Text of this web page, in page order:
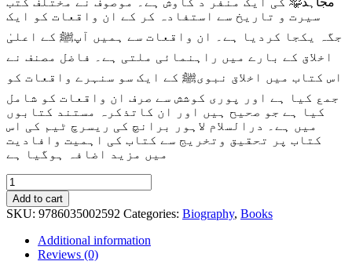
سیرت و تاریخ سے استفادہ کر کے ان واقعات کو ایک
جگہ یکجا کردیا ہے۔ ان واقعات سے ہمیں آپﷺ کے اعلیٰ
اخلاق کے بارے میں راہنمائی ملتی ہے۔ فاضل مصنف نے
اس کتاب میں اخلاق نبویﷺ کے ایک سو سنہرے واقعات کو
جمع کیا ہے اور پوری کوشش سے صرف ان واقعات کو شامل
کیا ہے جو صحیح ہیں اور ان کاتذکرہ مستند کتابوں
میں ہے۔ درالسلام لاہور برانچ کی ریسرچ ٹیم کی اس
کتاب پر تحقیق وتخریج سے کتاب کی اہمیت وافادیت
میں مزید اضافہ ہوگیا ہے
Ikhlaaq
E
Nabvi
Ke
Sunehre
Waqeyat
quantity
Add to cart
SKU: 9786035002592 Categories: Biography, Books
Additional information
Reviews (0)